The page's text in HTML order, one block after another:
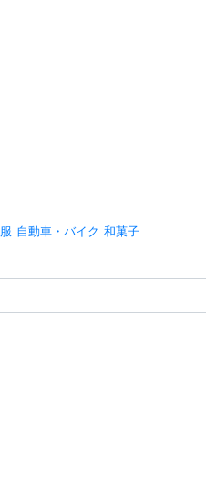
服 自動車・バイク 和菓子